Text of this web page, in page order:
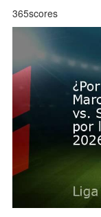
365scores